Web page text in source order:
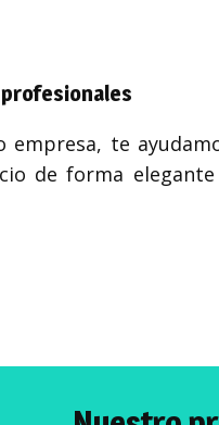
empresa, te
de forma